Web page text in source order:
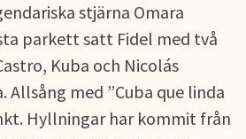
stjärna Omara
parkett satt Fidel med två
Kuba och Nicolás
Allsång med ”Cuba que linda
Hyllningar har kommit från